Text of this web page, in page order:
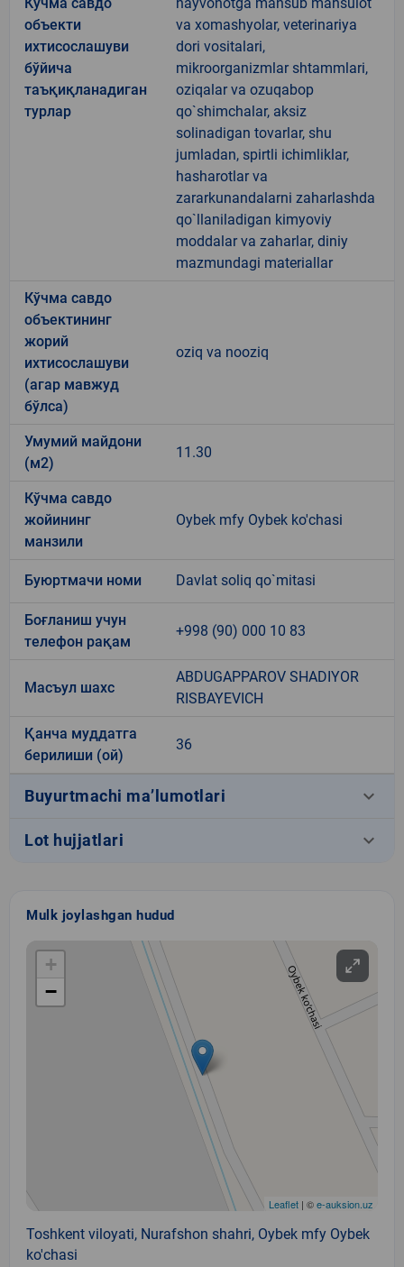
объекти
ихтисослашуви
бўйича
таъқиқланадиган
турлар
va xomashyolar, veterinariya
dori vositalari,
mikroorganizmlar shtammlari,
oziqalar va ozuqabop
qo`shimchalar, aksiz
solinadigan tovarlar, shu
jumladan, spirtli ichimliklar,
hasharotlar va
zararkunandalarni zaharlashda
qo`llaniladigan kimyoviy
moddalar va zaharlar, diniy
mazmundagi materiallar
Кўчма савдо
объектининг
жорий
ихтисослашуви
(агар мавжуд
бўлса)
oziq va nooziq
Умумий майдони
(м2)
11.30
Кўчма савдо
жойининг
манзили
Oybek mfy Oybek ko'chasi
Буюртмачи номи Davlat soliq qo`mitasi
Боғланиш учун
телефон рақам
+998 (90) 000 10 83
Масъул шахс
ABDUGAPPAROV SHADIYOR
RISBAYEVICH
Қанча муддатга
берилиши (ой)
36
Buyurtmachi ma’lumotlari keyboard_arrow_down
Lot hujjatlari keyboard_arrow_down
Mulk joylashgan hudud
+
−
Leaflet | ©e-auksion.uz
Toshkent viloyati, Nurafshon shahri, Oybek mfy Oybek
ko'chasi